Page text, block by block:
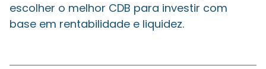
escolher o melhor CDB para investir com
base em rentabilidade e liquidez.